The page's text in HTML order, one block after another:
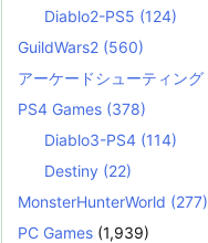
Diablo2-PS5 (124)
GuildWars2 (560)
アーケードシューティング
PS4 Games (378)
Diablo3-PS4 (114)
Destiny (22)
MonsterHunterWorld (277)
PC Games (1,939)